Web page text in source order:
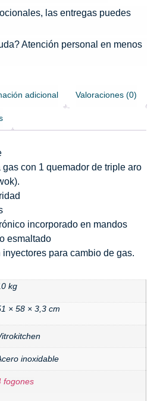
las entregas puedes
Atención personal en menos
adicional Valoraciones (0)
gas con 1 quemador de triple aro
incorporado en mandos
esmaltado
inyectores para cambio de gas.
kg
× 58 × 3,3 cm
inoxidable
fogones